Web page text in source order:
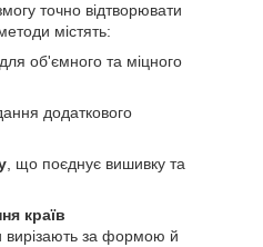
точно відтворювати
містять:
для об'ємного та міцного
додаткового
, що поєднує вишивку та
країв
за формою й